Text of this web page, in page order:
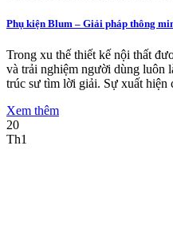
Phụ kiện Blum – Giải pháp thông
Trong xu thế thiết kế nội thất
và trải nghiệm người dùng luôn
trúc sư tìm lời giải. Sự xuất hiện
Xem thêm
20
Th1